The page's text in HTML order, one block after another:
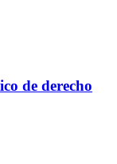
de derecho